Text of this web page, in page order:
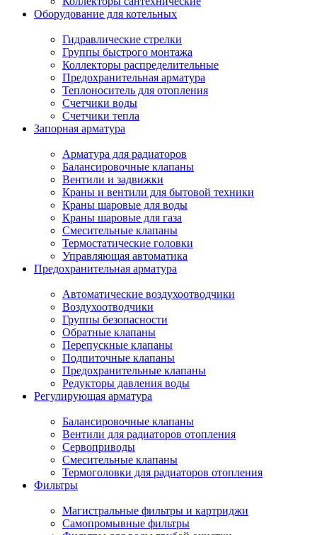
Оборудование для котельных
Гидравлические стрелки
Группы быстрого монтажа
Коллекторы распределительные
Предохранительная арматура
Теплоноситель для отопления
Счетчики воды
Счетчики тепла
Запорная арматура
Арматура для радиаторов
Балансировочные клапаны
Вентили и задвижки
Краны и вентили для бытовой техники
Краны шаровые для воды
Краны шаровые для газа
Смесительные клапаны
Термостатические головки
Управляющая автоматика
Предохранительная арматура
Автоматические воздухоотводчики
Воздухоотводчики
Группы безопасности
Обратные клапаны
Перепускные клапаны
Подпиточные клапаны
Предохранительные клапаны
Редукторы давления воды
Регулирующая арматура
Балансировочные клапаны
Вентили для радиаторов отопления
Сервоприводы
Смесительные клапаны
Термоголовки для радиаторов отопления
Фильтры
Магистральные фильтры и картриджи
Самопромывные фильтры